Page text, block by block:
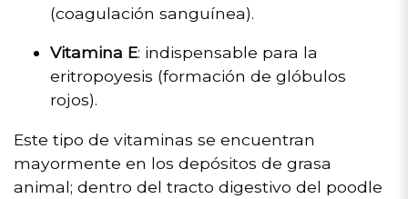
(coagulación sanguínea).
Vitamina E: indispensable para la
eritropoyesis (formación de glóbulos
rojos).
Este tipo de vitaminas se encuentran
mayormente en los depósitos de grasa
animal; dentro del tracto digestivo del poodle